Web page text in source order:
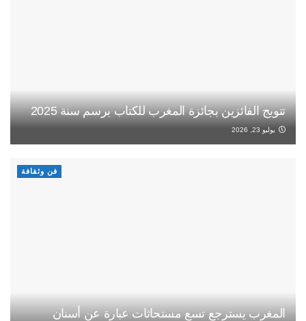
تتويج الفائزين بجائزة المغرب للكتاب برسم سنة 2025
يوليو 23, 2026
فن وثقافة
المغرب يسترجع تسع مستحاثات عبارة عن أسنان